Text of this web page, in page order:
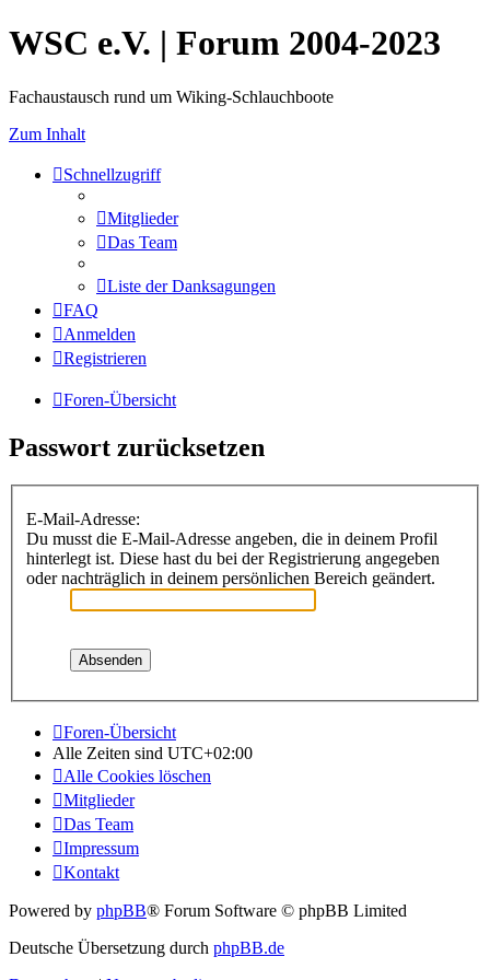
WSC e.V. | Forum 2004-2023
Fachaustausch rund um Wiking-Schlauchboote
Zum Inhalt
Schnellzugriff
Mitglieder
Das Team
Liste der Danksagungen
FAQ
Anmelden
Registrieren
Foren-Übersicht
Passwort zurücksetzen
E-Mail-Adresse:
Du musst die E-Mail-Adresse angeben, die in deinem Profil
hinterlegt ist. Diese hast du bei der Registrierung angegeben
oder nachträglich in deinem persönlichen Bereich geändert.
Foren-Übersicht
Alle Zeiten sind UTC+02:00
Alle Cookies löschen
Mitglieder
Das Team
Impressum
Kontakt
Powered by phpBB® Forum Software © phpBB Limited
Deutsche Übersetzung durch phpBB.de